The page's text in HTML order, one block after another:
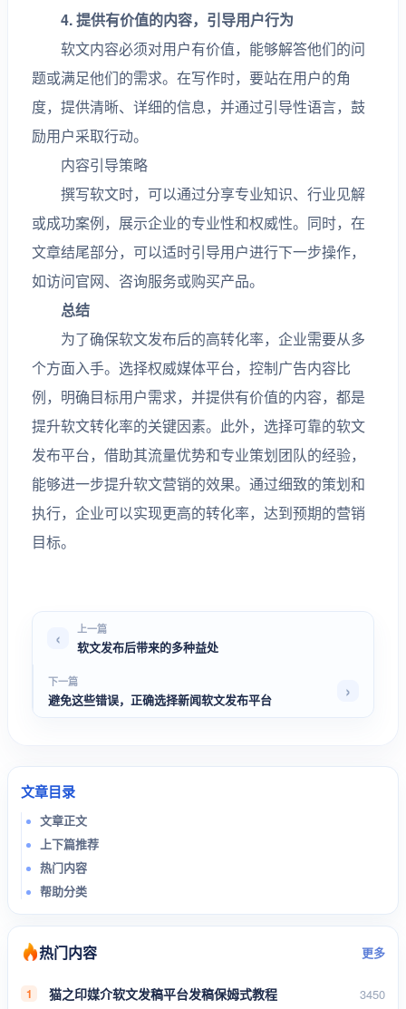
4. 提供有价值的内容，引导用户行为
软文内容必须对用户有价值，能够解答他们的问
题或满足他们的需求。在写作时，要站在用户的角
度，提供清晰、详细的信息，并通过引导性语言，鼓
励用户采取行动。
内容引导策略
撰写软文时，可以通过分享专业知识、行业见解
或成功案例，展示企业的专业性和权威性。同时，在
文章结尾部分，可以适时引导用户进行下一步操作，
如访问官网、咨询服务或购买产品。
总结
为了确保软文发布后的高转化率，企业需要从多
个方面入手。选择权威媒体平台，控制广告内容比
例，明确目标用户需求，并提供有价值的内容，都是
提升软文转化率的关键因素。此外，选择可靠的软文
发布平台，借助其流量优势和专业策划团队的经验，
能够进一步提升软文营销的效果。通过细致的策划和
执行，企业可以实现更高的转化率，达到预期的营销
目标。
上一篇
软文发布后带来的多种益处
下一篇
避免这些错误，正确选择新闻软文发布平台
文章目录
文章正文
上下篇推荐
热门内容
帮助分类
热门内容 更多
1 猫之印媒介软文发稿平台发稿保姆式教程 3450